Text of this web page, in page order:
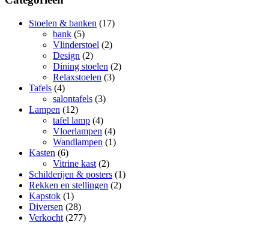
Stoelen & banken (17)
bank (5)
Vlinderstoel (2)
Design (2)
Dining stoelen (2)
Relaxstoelen (3)
Tafels (4)
salontafels (3)
Lampen (12)
tafel lamp (4)
Vloerlampen (4)
Wandlampen (1)
Kasten (6)
Vitrine kast (2)
Schilderijen & posters (1)
Rekken en stellingen (2)
Kapstok (1)
Diversen (28)
Verkocht (277)